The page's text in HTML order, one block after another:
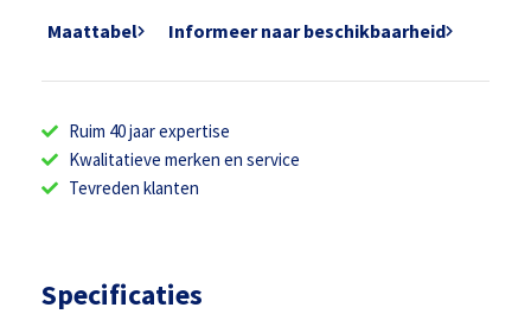
Maattabel Informeer naar beschikbaarheid
Ruim 40 jaar expertise
Kwalitatieve merken en service
Tevreden klanten
Specificaties